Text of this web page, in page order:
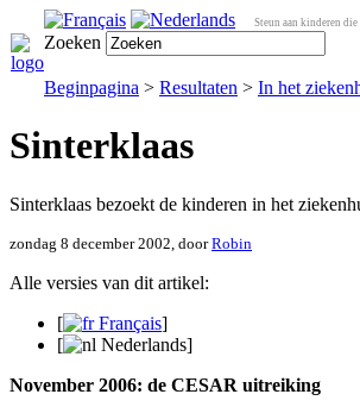
Steun aan kinderen
Zoeken
Beginpagina > Resultaten > In het
Sinterklaas
Sinterklaas bezoekt de kinderen in het
zondag 8 december 2002, doorRobin
Alle versies van dit artikel:
[
Français]
[
Nederlands]
November 2006: de CESAR uitreiking